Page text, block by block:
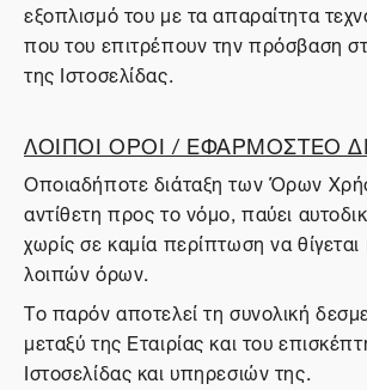
εξοπλισμό του με τα απαραίτητα
που του επιτρέπουν την πρόσβαση
της Ιστοσελίδας.
ΛΟΙΠΟΙ ΟΡΟΙ / ΕΦΑΡΜΟΣΤΕΟ
Οποιαδήποτε διάταξη των Όρων
αντίθετη προς το νόμο, παύει
χωρίς σε καμία περίπτωση να
λοιπών όρων.
Το παρόν αποτελεί τη συνολική
μεταξύ της Εταιρίας και του
Ιστοσελίδας και υπηρεσιών της.